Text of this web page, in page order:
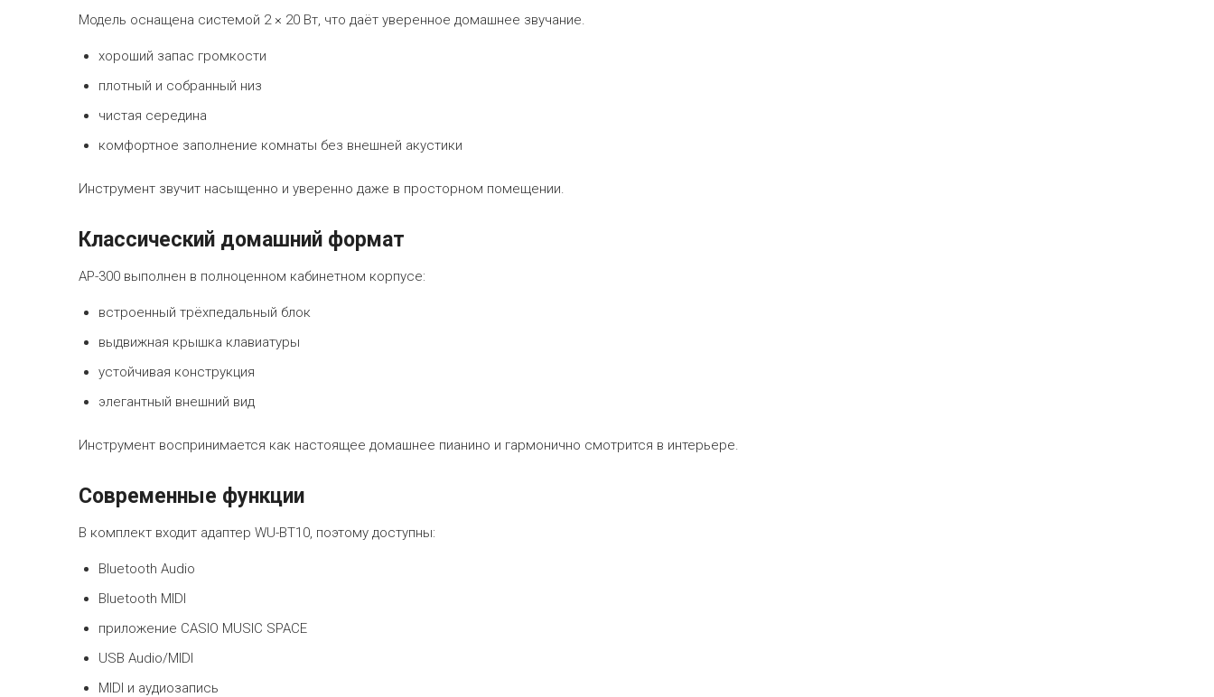
Модель оснащена системой 2 × 20 Вт, что даёт уверенное домашнее звучание.
хороший запас громкости
плотный и собранный низ
чистая середина
комфортное заполнение комнаты без внешней акустики
Инструмент звучит насыщенно и уверенно даже в просторном помещении.
Классический домашний формат
AP-300 выполнен в полноценном кабинетном корпусе:
встроенный трёхпедальный блок
выдвижная крышка клавиатуры
устойчивая конструкция
элегантный внешний вид
Инструмент воспринимается как настоящее домашнее пианино и гармонично смотрится в интерьере.
Современные функции
В комплект входит адаптер WU-BT10, поэтому доступны:
Bluetooth Audio
Bluetooth MIDI
приложение CASIO MUSIC SPACE
USB Audio/MIDI
MIDI и аудиозапись